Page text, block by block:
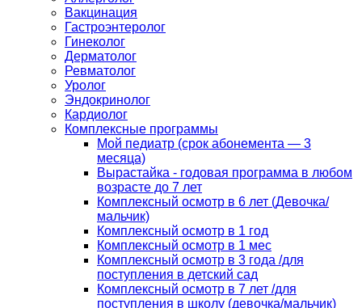
Вакцинация
Гастроэнтеролог
Гинеколог
Дерматолог
Ревматолог
Уролог
Эндокринолог
Кардиолог
Комплексные программы
Мой педиатр (срок абонемента — 3
месяца)
Вырастайка - годовая программа в любом
возрасте до 7 лет
Комплексный осмотр в 6 лет (Девочка/
мальчик)
Комплексный осмотр в 1 год
Комплексный осмотр в 1 мес
Комплексный осмотр в 3 года /для
поступления в детский сад
Комплексный осмотр в 7 лет /для
поступления в школу (девочка/мальчик)